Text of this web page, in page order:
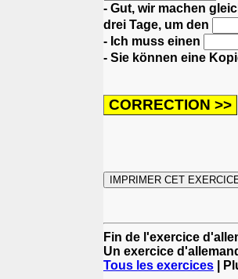
- Gut, wir machen
drei Tage, um den
- Ich muss einen
- Sie können eine
Fin de l'exercice
Un exercice
Tous les exercices |